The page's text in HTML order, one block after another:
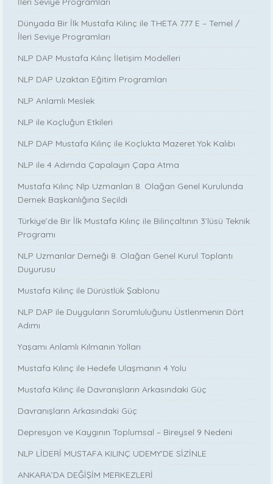
Dünyada Bir İlk Mustafa Kılınç ile THETA 777 E – Temel /
İleri Seviye Programları
NLP DAP Mustafa Kılınç İletişim Modelleri
NLP DAP Uzaktan Eğitim Programları
NLP Anlamlı Meslek
NLP ile Koçluğun Etkileri
NLP DAP Mustafa Kılınç ile Koçlukta Mazeret Yok Kalıbı
NLP ile 4 Adımda Çapalayın Çapa Atma
Mustafa Kılınç Nlp Uzmanları 8. Olağan Genel Kurulunda
Dernek Başkanlığına Seçildi
Türkiye’de Bir İlk Mustafa Kılınç ile Bilinçaltının 3’lüsü Teknik
Programı
NLP Uzmanlar Derneği 8. Olağan Genel Kurul Toplantı
Duyurusu
Mustafa Kılınç ile Dürüstlük Şablonu
NLP DAP ile Duyguların Sorumluluğunu Üstlenmenin Dört
Adımı
Yaşamı Anlamlı Kılmanın Yolları
Mustafa Kılınç ile Hedefe Ulaşmanın 4 Yolu
Mustafa Kılınç ile Davranışların Arkasındaki Güç
Davranışların Arkasındaki Güç
Depresyon ve Kaygının Toplumsal – Bireysel 9 Nedeni
NLP LİDERİ MUSTAFA KILINÇ UDEMY'DE SİZİNLE
ANKARA’DA DEĞİŞİM MERKEZLERİ